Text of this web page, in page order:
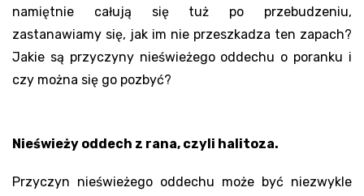
namiętnie całują się tuż po przebudzeniu,
zastanawiamy się, jak im nie przeszkadza ten zapach?
Jakie są przyczyny nieświeżego oddechu o poranku i
czy można się go pozbyć?
Nieświeży oddech z rana, czyli halitoza.
Przyczyn nieświeżego oddechu może być niezwykle